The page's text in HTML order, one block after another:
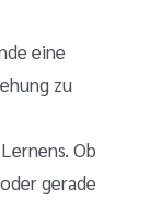
eine
zu
Ob
gerade